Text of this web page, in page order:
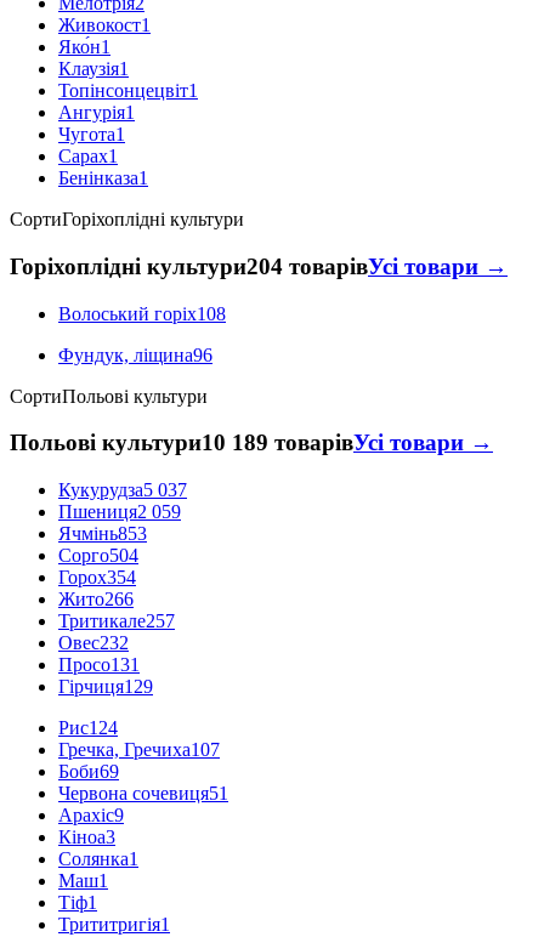
Живокост1
Яко́н1
Клаузія1
Топінсонцецвіт1
Ангурія1
Чугота1
Сарах1
Бенінказа1
СортиГоріхоплідні культури
Горіхоплідні культури204 товарівУсі товари →
Волоський горіх108
Фундук, ліщина96
СортиПольові культури
Польові культури10 189 товарівУсі товари →
Кукурудза5 037
Пшениця2 059
Ячмінь853
Сорго504
Горох354
Жито266
Тритикале257
Овес232
Просо131
Гірчиця129
Рис124
Гречка, Гречиха107
Боби69
Червона сочевиця51
Арахіс9
Кіноа3
Солянка1
Маш1
Тіф1
Трититригія1